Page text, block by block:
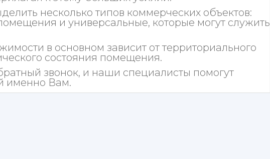
несколько типов коммерческих объектов:
и универсальные, которые могут служить
в основном зависит от территориального
состояния помещения.
звонок, и наши специалисты помогут
именно Вам.